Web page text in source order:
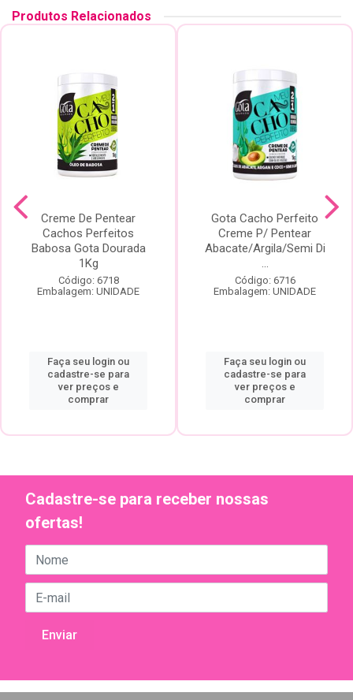
Produtos Relacionados
Creme De Pentear
Cachos Perfeitos
Babosa Gota Dourada
1Kg
Código: 6718
Embalagem: UNIDADE
Faça seu login ou
cadastre-se para
ver preços e
comprar
Gota Cacho Perfeito
Creme P/ Pentear
Abacate/Argila/Semi Di
...
Código: 6716
Embalagem: UNIDADE
Faça seu login ou
cadastre-se para
ver preços e
comprar
Cadastre-se para receber nossas
ofertas!